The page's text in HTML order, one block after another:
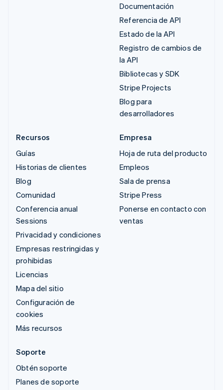
Documentación
Referencia de API
Estado de la API
Registro de cambios de
la API
Bibliotecas y SDK
Stripe Projects
Blog para
desarrolladores
Recursos
Guías
Historias de clientes
Blog
Comunidad
Conferencia anual
Sessions
Privacidad y condiciones
Empresas restringidas y
prohibidas
Licencias
Mapa del sitio
Configuración de
cookies
Más recursos
Empresa
Hoja de ruta del producto
Empleos
Sala de prensa
Stripe Press
Ponerse en contacto con
ventas
Soporte
Obtén soporte
Planes de soporte